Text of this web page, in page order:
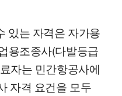
있는 자격은 자가용
용조종사(다발등급
자는 민간항공사에
자격 요건을 모두